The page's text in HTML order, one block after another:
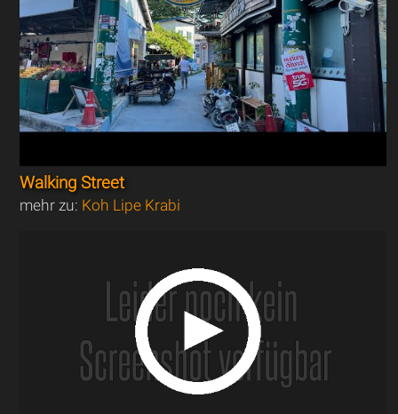
Walking Street
mehr zu: Koh Lipe Krabi